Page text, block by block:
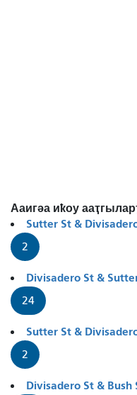
Ааигәа иҟоу
Sutter St &
2
Divisadero St &
24
Sutter St &
2
Divisadero St &